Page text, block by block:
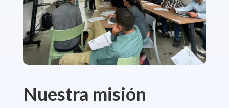
Nuestra misión